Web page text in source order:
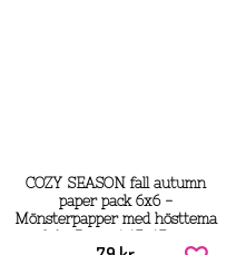
COZY SEASON fall autumn
paper pack 6x6 -
Mönsterpapper med hösttema